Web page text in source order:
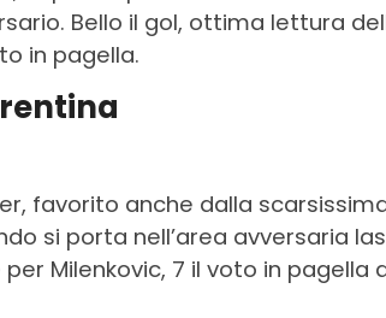
Bello il gol, ottima lettura
in pagella.
favorito anche dalla
si porta nell’area avversaria
Milenkovic, 7 il voto in pagella